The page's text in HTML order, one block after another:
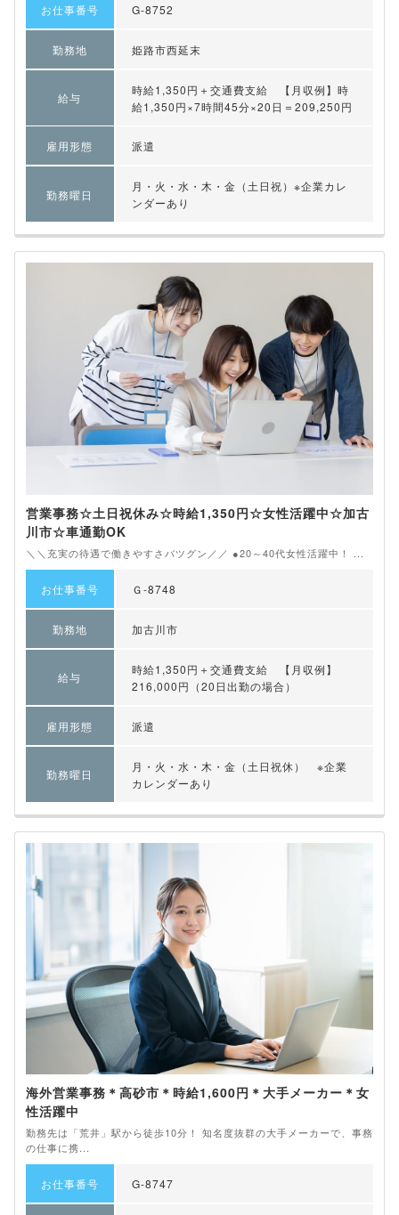
お仕事番号 G-8752
勤務地 姫路市西延末
給与
時給1,350円＋交通費支給 【月収例】時
給1,350円×7時間45分×20日＝209,250円
雇用形態 派遣
勤務曜日
月・火・水・木・金（土日祝）※企業カレ
ンダーあり
営業事務☆土日祝休み☆時給1,350円☆女性活躍中☆加古
川市☆車通勤OK
＼＼充実の待遇で働きやすさバツグン／／ ●20～40代女性活躍中！ ...
お仕事番号 Ｇ-8748
勤務地 加古川市
給与
時給1,350円＋交通費支給 【月収例】
216,000円（20日出勤の場合）
雇用形態 派遣
勤務曜日
月・火・水・木・金（土日祝休） ※企業
カレンダーあり
海外営業事務＊高砂市＊時給1,600円＊大手メーカー＊女
性活躍中
勤務先は「荒井」駅から徒歩10分！ 知名度抜群の大手メーカーで、事務
の仕事に携...
お仕事番号 G-8747